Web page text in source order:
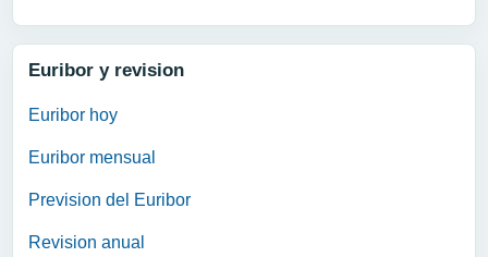
Euribor y revision
Euribor hoy
Euribor mensual
Prevision del Euribor
Revision anual